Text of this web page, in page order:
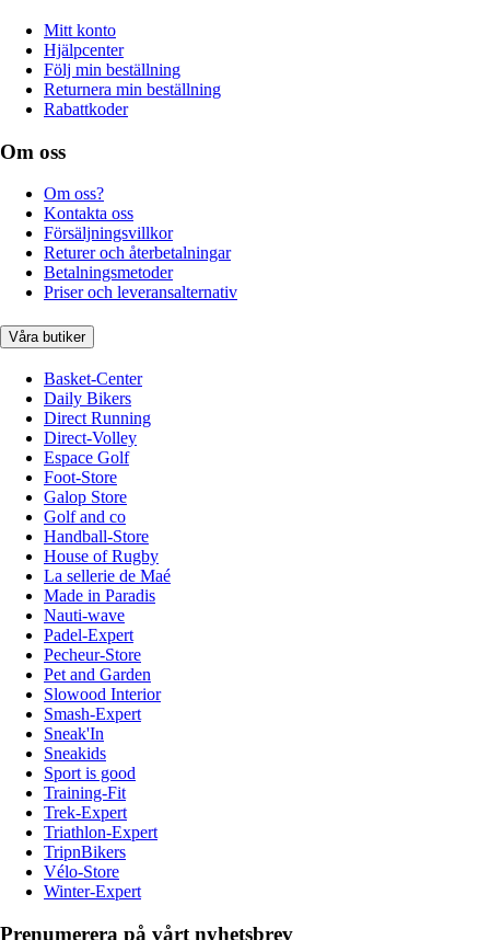
Mitt konto
Hjälpcenter
Följ min beställning
Returnera min beställning
Rabattkoder
Om oss
Om oss?
Kontakta oss
Försäljningsvillkor
Returer och återbetalningar
Betalningsmetoder
Priser och leveransalternativ
Våra butiker
Basket-Center
Daily Bikers
Direct Running
Direct-Volley
Espace Golf
Foot-Store
Galop Store
Golf and co
Handball-Store
House of Rugby
La sellerie de Maé
Made in Paradis
Nauti-wave
Padel-Expert
Pecheur-Store
Pet and Garden
Slowood Interior
Smash-Expert
Sneak'In
Sneakids
Sport is good
Training-Fit
Trek-Expert
Triathlon-Expert
TripnBikers
Vélo-Store
Winter-Expert
Prenumerera på vårt nyhetsbrev